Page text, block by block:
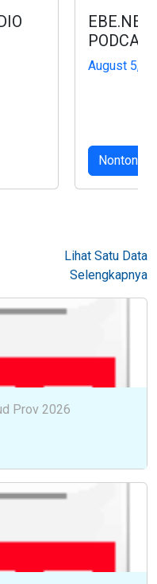
EBE.NET
August 5,
Nonton
Lihat Satu Data
Selengkapnya
Prov 2026